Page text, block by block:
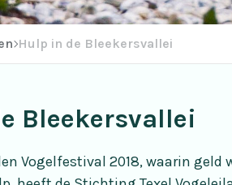
Hulp in de Bleekersvallei
Bleekersvallei
Vogelfestival 2018, waarin